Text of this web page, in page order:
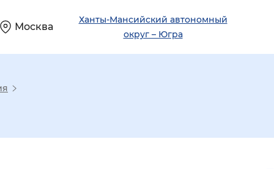
Москва
Ханты-Мансийский автономный
округ – Югра